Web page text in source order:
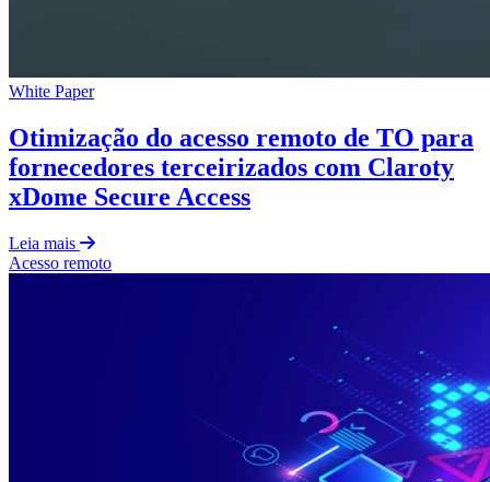
White Paper
Otimização do acesso remoto de TO para
fornecedores terceirizados com Claroty
xDome Secure Access
Leia mais
Acesso remoto